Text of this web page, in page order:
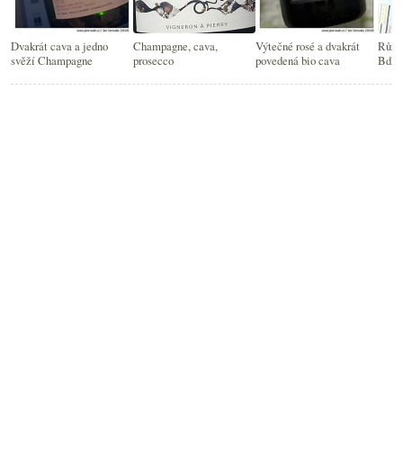
Dvakrát cava a jedno
svěží Champagne
Champagne, cava,
prosecco
Výtečné rosé a dvakrát
povedená bio cava
BdB